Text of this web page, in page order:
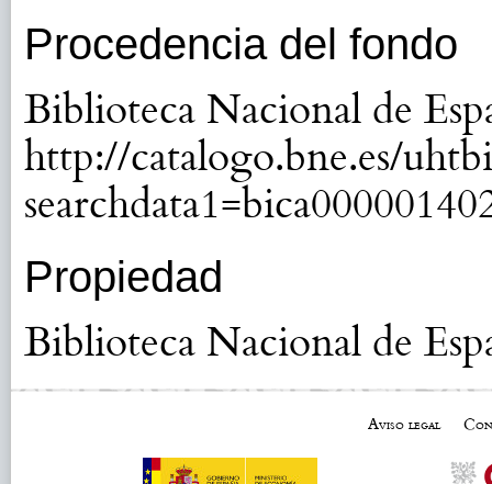
Procedencia del fondo
Biblioteca Nacional de
http://catalogo.bne.es/
Propiedad
Biblioteca Nacional de
Aviso legal